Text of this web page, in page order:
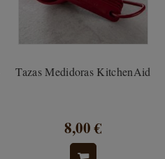
Tazas Medidoras KitchenAid
8,00 €